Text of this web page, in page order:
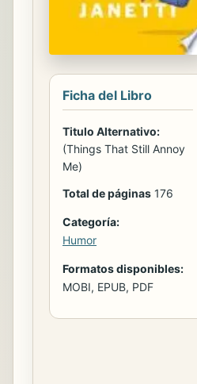
Ficha del Libro
Titulo Alternativo:
(Things That Still Annoy
Me)
Total de páginas 176
Categoría:
Humor
Formatos disponibles:
MOBI, EPUB, PDF